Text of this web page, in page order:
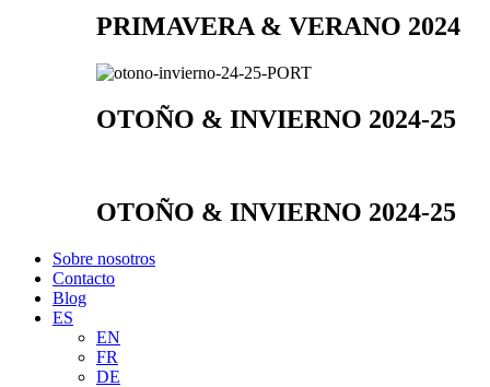
PRIMAVERA & VERANO 2024
OTOÑO & INVIERNO 2024-25
OTOÑO & INVIERNO 2024-25
Sobre nosotros
Contacto
Blog
ES
EN
FR
DE